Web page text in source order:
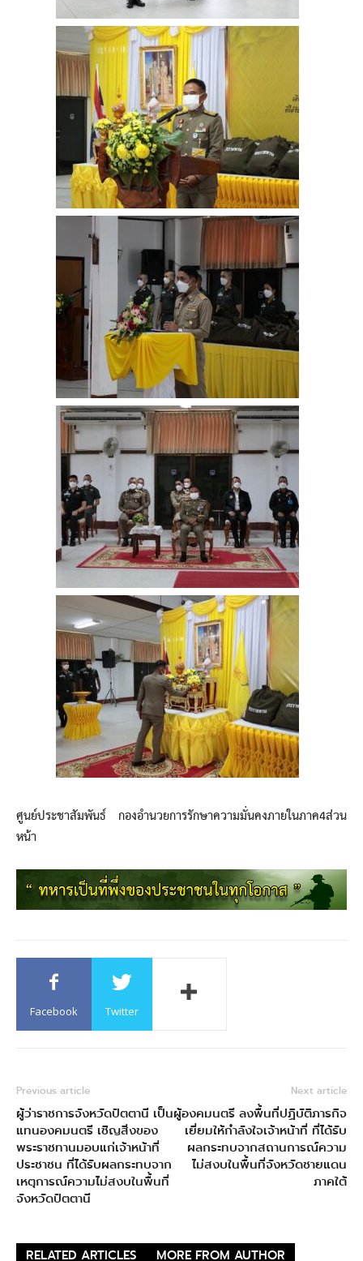
ศูนย์ประชาสัมพันธ์ กองอำนวยการรักษาความมั่นคงภายในภาค4ส่วน
หน้า
Facebook Twitter
Previous article
ผู้ว่าราชการจังหวัดปัตตานี เป็นผู้
แทนองคมนตรี เชิญสิ่งของ
พระราชทานมอบแก่เจ้าหน้าที่
ประชาชน ที่ได้รับผลกระทบจาก
เหตุการณ์ความไม่สงบในพื้นที่
จังหวัดปัตตานี
Next article
องคมนตรี ลงพื้นที่ปฏิบัติภารกิจ
เยี่ยมให้กำลังใจเจ้าหน้าที่ ที่ได้รับ
ผลกระทบจากสถานการณ์ความ
ไม่สงบในพื้นที่จังหวัดชายแดน
ภาคใต้
RELATED ARTICLES MORE FROM AUTHOR